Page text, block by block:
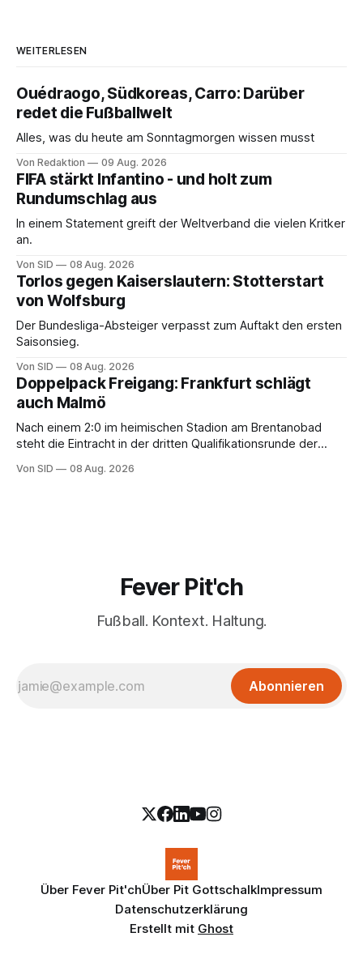
WEITERLESEN
Ouédraogo, Südkoreas, Carro: Darüber
redet die Fußballwelt
Alles, was du heute am Sonntagmorgen wissen musst
Von Redaktion 09 Aug. 2026
FIFA stärkt Infantino - und holt zum
Rundumschlag aus
In einem Statement greift der Weltverband die vielen Kritker
an.
Von SID 08 Aug. 2026
Torlos gegen Kaiserslautern: Stotterstart
von Wolfsburg
Der Bundesliga-Absteiger verpasst zum Auftakt den ersten
Saisonsieg.
Von SID 08 Aug. 2026
Doppelpack Freigang: Frankfurt schlägt
auch Malmö
Nach einem 2:0 im heimischen Stadion am Brentanobad
steht die Eintracht in der dritten Qualifikationsrunde der
Von SID 08 Aug. 2026
Fever Pit'ch
Fußball. Kontext. Haltung.
Abonnieren
Über Fever Pit'chÜber Pit GottschalkImpressum
Datenschutzerklärung
Erstellt mit Ghost